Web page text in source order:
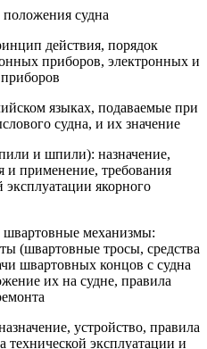
судна
действия, порядок
приборов, электронных и
языках, подаваемые при
судна, и их значение
и шпили): назначение,
и применение, требования
якорного
швартовные механизмы:
(швартовные тросы, средства
швартовных концов с судна
их на судне, правила
устройство, правила
технической эксплуатации и